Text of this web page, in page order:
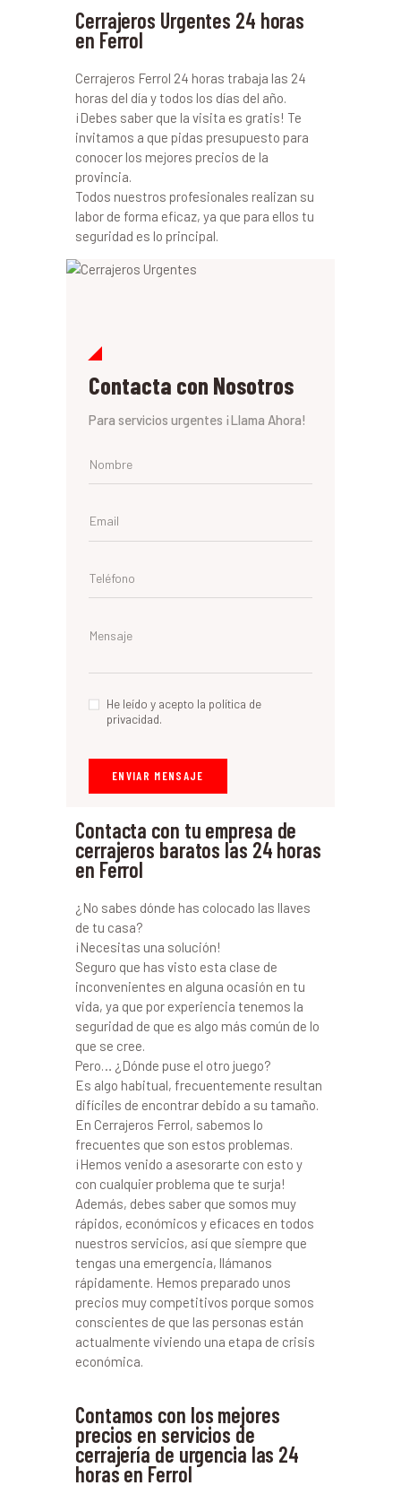
Cerrajeros Urgentes 24 horas
en Ferrol
Cerrajeros Ferrol 24 horas trabaja las 24
horas del día y todos los días del año.
¡Debes saber que la visita es gratis! Te
invitamos a que pidas presupuesto para
conocer los mejores precios de la
provincia.
Todos nuestros profesionales realizan su
labor de forma eficaz, ya que para ellos tu
seguridad es lo principal.
Contacta con Nosotros
Para servicios urgentes ¡Llama Ahora!
He leído y acepto la política de
privacidad.
Contacta con tu empresa de
cerrajeros baratos las 24 horas
en Ferrol
¿No sabes dónde has colocado las llaves
de tu casa?
¡Necesitas una solución!
Seguro que has visto esta clase de
inconvenientes en alguna ocasión en tu
vida, ya que por experiencia tenemos la
seguridad de que es algo más común de lo
que se cree.
Pero… ¿Dónde puse el otro juego?
Es algo habitual, frecuentemente resultan
difíciles de encontrar debido a su tamaño.
En Cerrajeros Ferrol, sabemos lo
frecuentes que son estos problemas.
¡Hemos venido a asesorarte con esto y
con cualquier problema que te surja!
Además, debes saber que somos muy
rápidos, económicos y eficaces en todos
nuestros servicios, así que siempre que
tengas una emergencia, llámanos
rápidamente. Hemos preparado unos
precios muy competitivos porque somos
conscientes de que las personas están
actualmente viviendo una etapa de crisis
económica.
Contamos con los mejores
precios en servicios de
cerrajería de urgencia las 24
horas en Ferrol